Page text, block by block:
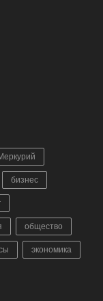
бизнес
общество
экономика